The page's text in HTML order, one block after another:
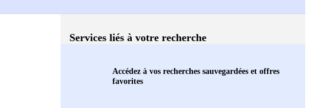
Services liés à votre recherche
Accédez à vos recherches sauvegardées et offres
favorites